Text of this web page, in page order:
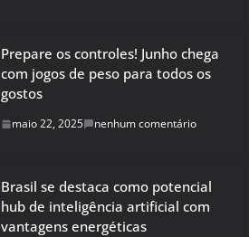
Prepare os controles! Junho chega
com jogos de peso para todos os
gostos
maio 22, 2025 nenhum comentário
Brasil se destaca como potencial
hub de inteligência artificial com
vantagens energéticas